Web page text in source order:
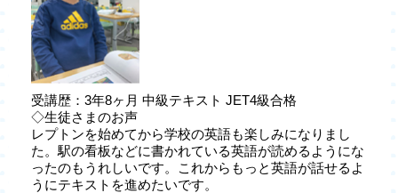
受講歴：3年8ヶ月 中級テキスト JET4級合格
◇生徒さまのお声
レプトンを始めてから学校の英語も楽しみになりまし
た。駅の看板などに書かれている英語が読めるようにな
ったのもうれしいです。これからもっと英語が話せるよ
うにテキストを進めたいです。